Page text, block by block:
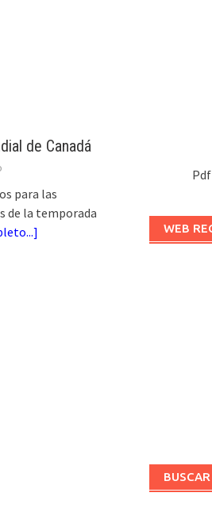
de Canadá
para las
de la temporada
] WEB